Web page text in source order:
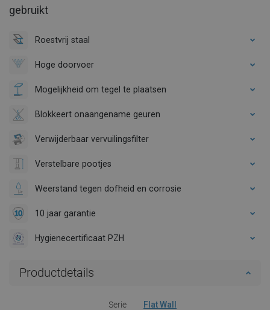
gebruikt
Roestvrij staal
Hoge doorvoer
Mogelijkheid om tegel te plaatsen
Blokkeert onaangename geuren
Verwijderbaar vervuilingsfilter
Verstelbare pootjes
Weerstand tegen dofheid en corrosie
10 jaar garantie
Hygienecertificaat PZH
Productdetails
Serie Flat Wall